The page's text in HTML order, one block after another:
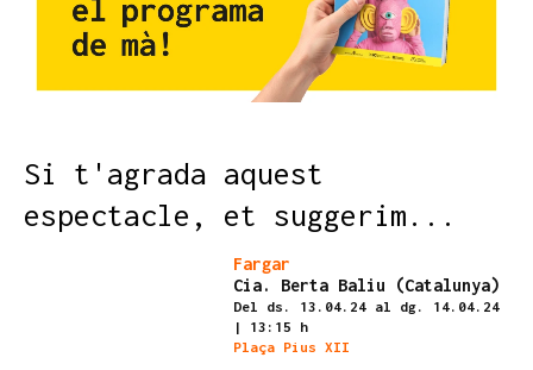
Si t'agrada aquest
espectacle, et suggerim...
Fargar
Cia. Berta Baliu (Catalunya)
Del ds. 13.04.24 al dg. 14.04.24
| 13:15 h
Plaça Pius XII